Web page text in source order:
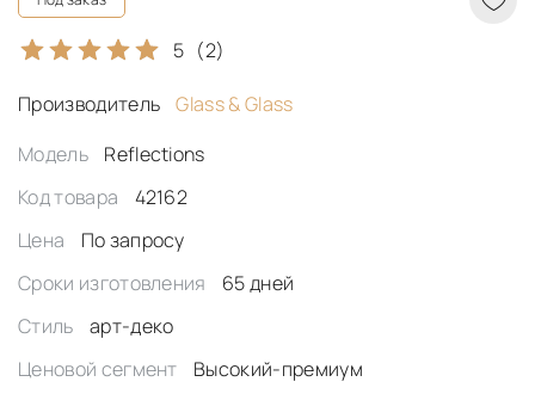
5 (2)
Производитель
Glass & Glass
Модель
Reflections
Код товара
42162
Цена
По запросу
Сроки изготовления
65 дней
Стиль
арт-деко
Ценовой сегмент
Высокий-премиум